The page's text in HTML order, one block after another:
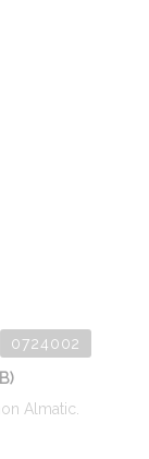
0724002
Almatic.